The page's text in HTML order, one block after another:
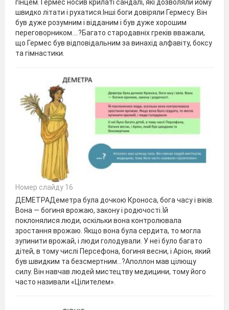
гінцем. Гермес носив крилаті сандалі, які дозволяли йому
швидко літати і рухатися.Інші боги довіряли Гермесу. Він
був дуже розумним і відданим і був дуже хорошим
переговорником.…?Багато стародавніх греків вважали,
що Гермес був відповідальним за винахід алфавіту, боксу
та гімнастики.
Номер слайду 16
ДЕМЕТРАДеметра була дочкою Кроноса, бога часу і віків.
Вона — богиня врожаю, закону і родючості.Їй
поклонялися люди, оскільки вона контролювала
зростання врожаю. Якщо вона була сердита, то могла
зупинити врожай, і люди голодували. У неї було багато
дітей, в тому числі Персефона, богиня весни, і Аріон, який
був швидким та безсмертним…?Аполлон мав цілющу
силу. Він навчав людей мистецтву медицини, тому його
часто називали «Цілителем».